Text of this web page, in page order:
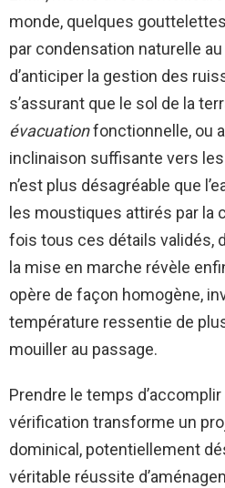
monde, quelques
par condensation naturelle
d’anticiper la gestion des
s’assurant que le sol de la
évacuationfonctionnelle, ou
inclinaison suffisante vers
n’est plus désagréable que
les moustiques attirés par la
fois tous ces détails validés,
la mise en marche révèle
opère de façon homogène,
température ressentie de
mouiller au passage.
Prendre le temps
vérification transforme un
dominical, potentiellement
véritable réussite